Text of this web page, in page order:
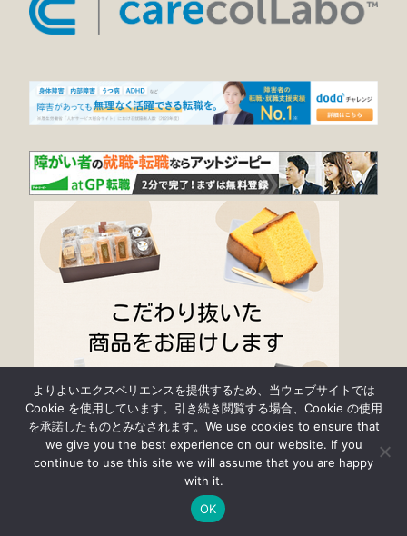
よりよいエクスペリエンスを提供するため、当ウェブサイトでは
Cookie を使用しています。引き続き閲覧する場合、Cookie の使用
を承諾したものとみなされます。We use cookies to ensure that
we give you the best experience on our website. If you
continue to use this site we will assume that you are happy
with it.
OK